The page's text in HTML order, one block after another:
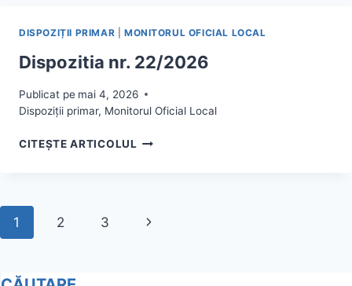
DISPOZIȚII PRIMAR MONITORUL OFICIAL LOCAL
Dispozitia nr. 22/2026
Publicat pe mai 4, 2026
Dispoziții primar, Monitorul Oficial Local
CITEȘTE ARTICOLUL DISPOZITIA
Page
1 2 3
Next